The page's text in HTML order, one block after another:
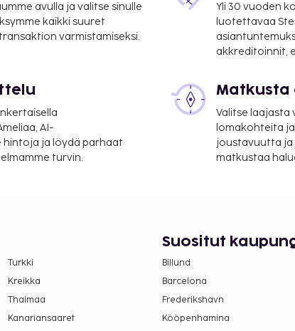
- 26,8 km / 16,6 mi
palveluihin kuuluu
maksut.
peritä ympäri
soveltaa.
5.00 EUR per henkilö,
alle 12 vuotta vanhoilta
maksut.
avulla ja valitse sinulle
kaikki suuret
varmistamiseksi.
Yli 30 vuoden
luotettavaa
akkreditoinnit,
AI-
ja löydä parhaat
turvin.
Matkusta
Valitse
lomakohteita
joustavuutta
matkustaa
Turkki
Kreikka
Thaimaa
Kanariansaaret
Suositut
Billund
Barcelona
Frederikshavn
Kööpenhamina